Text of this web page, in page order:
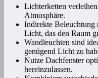
Lichterketten
Atmosphäre.
Indirekte Beleuchtung
Licht, das den Raum
Wandleuchten sind
genügend Licht zu
Nutze Dachfenster
hereinzulassen.